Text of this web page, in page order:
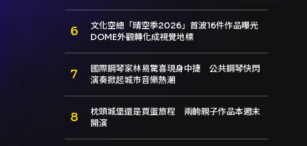
文化空總「晴空季2026」首波16件作品曝光
DOME外觀轉化成視覺地標
國際鋼琴家林易驚喜現身中捷 公共鋼琴快閃
演奏掀起城市音樂熱潮
枕頭城堡還是買蛋旅程 兩齣親子作品本週末
開演